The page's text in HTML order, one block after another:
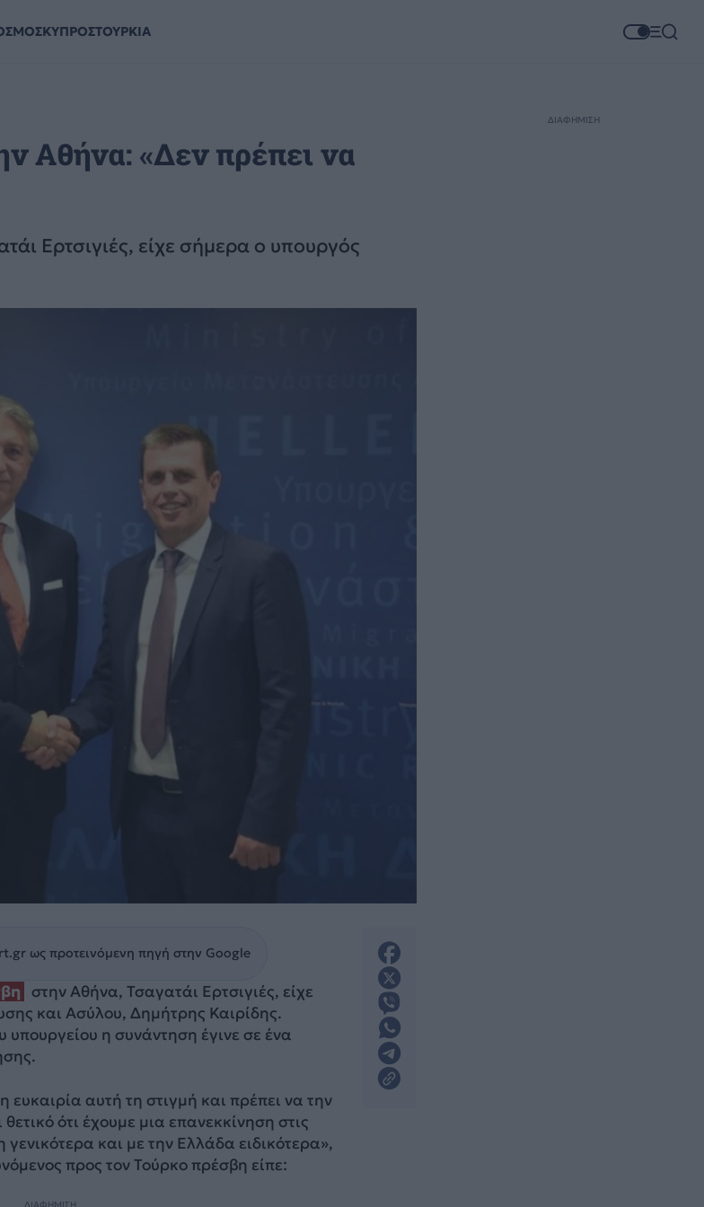
ΚΥΠΡΟΣΤΟΥΡΚΙΑ
Αθήνα: «Δεν πρέπει να
Ερτσιγιές, είχε σήμερα ο υπουργός
ως προτεινόμενη πηγή στην Google
στην Αθήνα, Τσαγατάι Ερτσιγιές, είχε
και Ασύλου, Δημήτρης Καιρίδης.
η συνάντηση έγινε σε ένα
ευκαιρία αυτή τη στιγμή και πρέπει να την
ότι έχουμε μια επανεκκίνηση στις
και με την Ελλάδα ειδικότερα»,
προς τον Τούρκο πρέσβη είπε:
ΔΙΑΦΗΜΙΣΗ
ΔΙΑΦΗΜΙΣΗ